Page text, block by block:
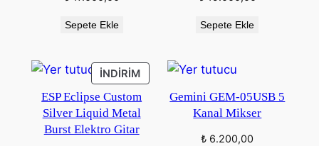
Sepete Ekle Sepete Ekle
İNDIRIMİNDIRIMDEKI
ÜRÜN
ESP Eclipse Custom
Silver Liquid Metal
Burst Elektro Gitar
Gemini GEM-05USB 5
Kanal Mikser
₺ 6.200,00